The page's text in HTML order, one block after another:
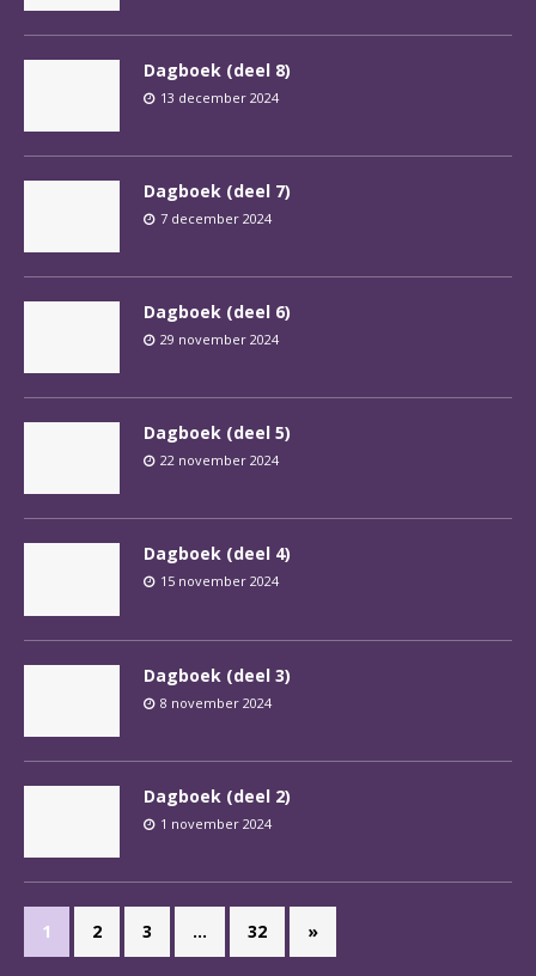
Dagboek (deel 8)
13 december 2024
Dagboek (deel 7)
7 december 2024
Dagboek (deel 6)
29 november 2024
Dagboek (deel 5)
22 november 2024
Dagboek (deel 4)
15 november 2024
Dagboek (deel 3)
8 november 2024
Dagboek (deel 2)
1 november 2024
1 2 3 … 32 »